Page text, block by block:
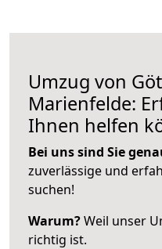
Umzug von
Marienfelde:
Ihnen helfen
Bei uns sind Sie
zuverlässige und
suchen!
Warum?Weil unser
richtig ist.